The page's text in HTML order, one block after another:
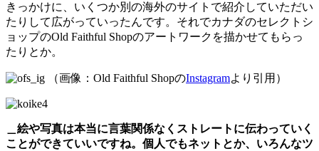
きっかけに、いくつか別の海外のサイトで紹介していただい
たりして広がっていったんです。それでカナダのセレクトシ
ョップのOld Faithful Shopのアートワークを描かせてもらっ
たりとか。
（画像：Old Faithful ShopのInstagramより引用）
＿絵や写真は本当に言葉関係なくストレートに伝わっていく
ことができていいですね。個人でもネットとか、いろんなツ